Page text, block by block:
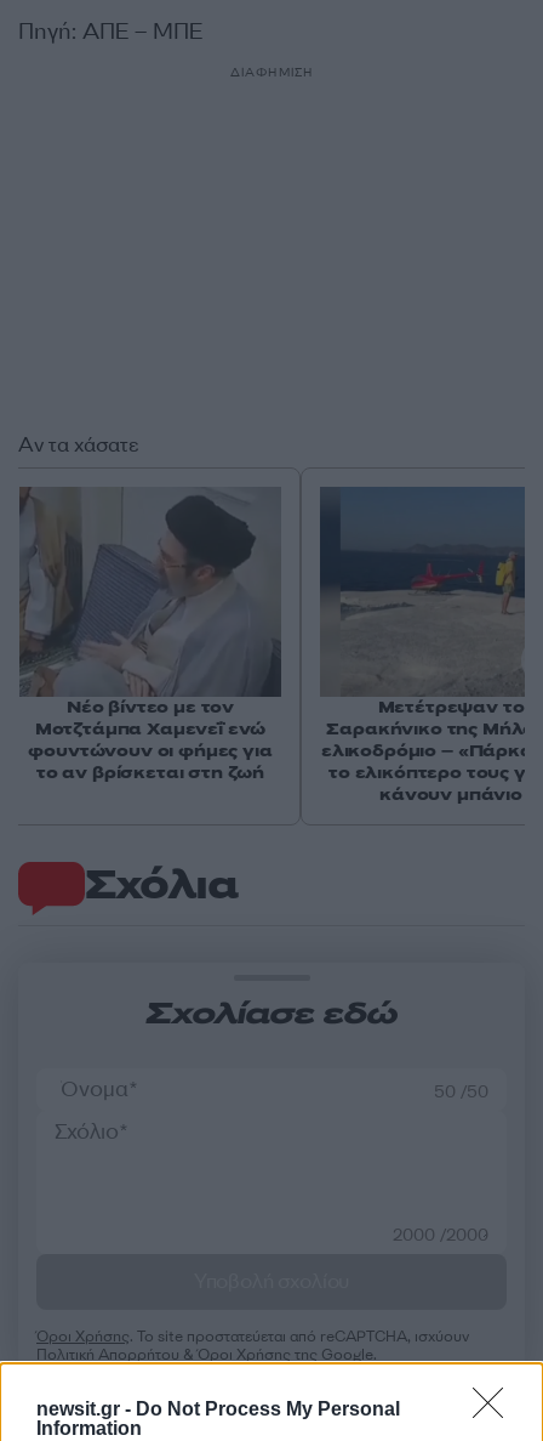
newsit.gr - Do Not Process My Personal
Information
Πηγή: ΑΠΕ – ΜΠΕ
ΔΙΑΦΗΜΙΣΗ
Σχόλια
Σχολίασε εδώ
50 /50
2000 /2000
Όροι Χρήσης. Το site προστατεύεται από reCAPTCHA, ισχύουν
Πολιτική Απορρήτου &Όροι Χρήσης της Google.
Υγεία
ΕΡΕΥΝΑ
ΚΟΥΝΟΥΠΙ
ΚΟΥΝΟΥΠΙΑ
Αν τα χάσατε
Νέο βίντεο με τον
Μοτζτάμπα Χαμενεΐ ενώ
φουντώνουν οι φήμες για
το αν βρίσκεται στη ζωή
Μετέτρεψαν το
Σαρακήνικο της
ελικοδρόμιο –
το ελικόπτερο τους
κάνουν μπάνιο